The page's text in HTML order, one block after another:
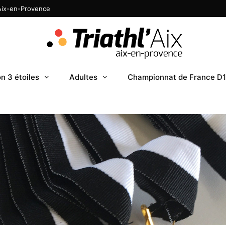
en-Provence
3 étoiles Adultes Championnat de France D1